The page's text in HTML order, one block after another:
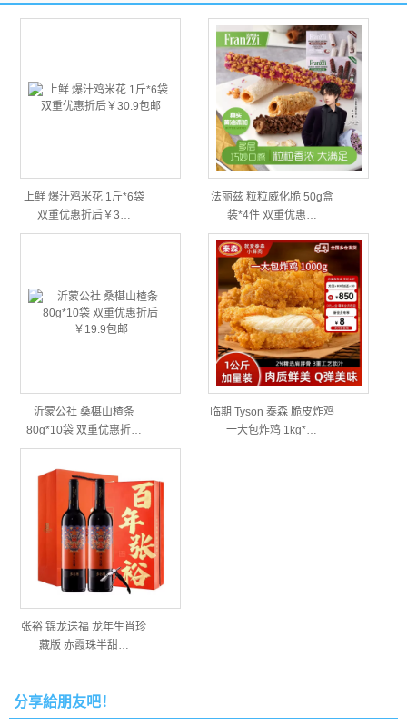
上鲜 爆汁鸡米花 1斤*6袋
双重优惠折后￥3…
法丽兹 粒粒威化脆 50g盒
装*4件 双重优惠…
沂蒙公社 桑椹山楂条
80g*10袋 双重优惠折…
临期 Tyson 泰森 脆皮炸鸡
一大包炸鸡 1kg*…
张裕 锦龙送福 龙年生肖珍
藏版 赤霞珠半甜…
分享給朋友吧！